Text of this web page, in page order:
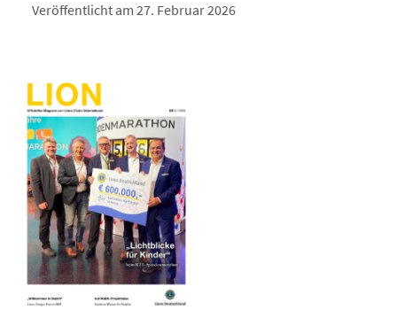
Veröffentlicht am 27. Februar 2026